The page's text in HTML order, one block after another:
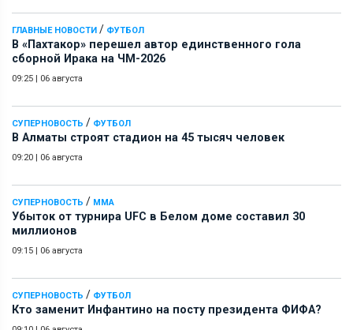
ГЛАВНЫЕ НОВОСТИ / ФУТБОЛ
В «Пахтакор» перешел автор единственного гола
сборной Ирака на ЧМ-2026
09:25 | 06 августа
СУПЕРНОВОСТЬ / ФУТБОЛ
В Алматы строят стадион на 45 тысяч человек
09:20 | 06 августа
СУПЕРНОВОСТЬ / ММА
Убыток от турнира UFC в Белом доме составил 30
миллионов
09:15 | 06 августа
СУПЕРНОВОСТЬ / ФУТБОЛ
Кто заменит Инфантино на посту президента ФИФА?